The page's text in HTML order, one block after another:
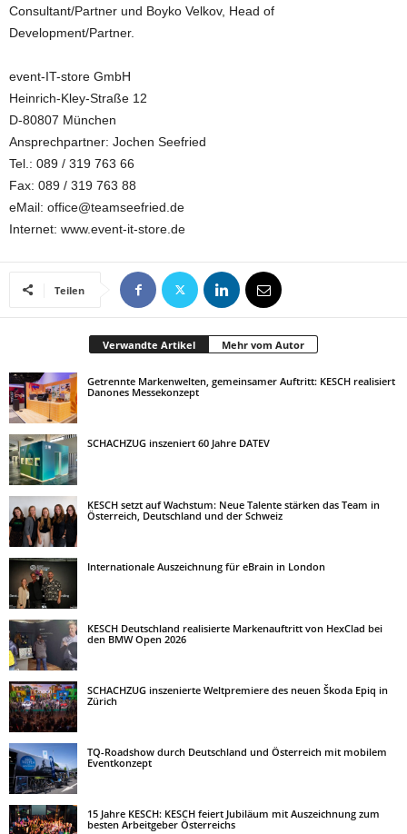
Consultant/Partner und Boyko Velkov, Head of
Development/Partner.
event-IT-store GmbH
Heinrich-Kley-Straße 12
D-80807 München
Ansprechpartner: Jochen Seefried
Tel.: 089 / 319 763 66
Fax: 089 / 319 763 88
eMail: office@teamseefried.de
Internet: www.event-it-store.de
Teilen
Verwandte Artikel Mehr vom Autor
Getrennte Markenwelten, gemeinsamer Auftritt: KESCH realisiert
Danones Messekonzept
SCHACHZUG inszeniert 60 Jahre DATEV
KESCH setzt auf Wachstum: Neue Talente stärken das Team in
Österreich, Deutschland und der Schweiz
Internationale Auszeichnung für eBrain in London
KESCH Deutschland realisierte Markenauftritt von HexClad bei
den BMW Open 2026
SCHACHZUG inszenierte Weltpremiere des neuen Škoda Epiq in
Zürich
TQ-Roadshow durch Deutschland und Österreich mit mobilem
Eventkonzept
15 Jahre KESCH: KESCH feiert Jubiläum mit Auszeichnung zum
besten Arbeitgeber Österreichs